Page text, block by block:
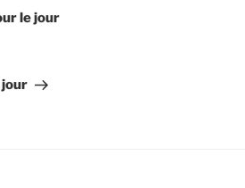
le jour
jour